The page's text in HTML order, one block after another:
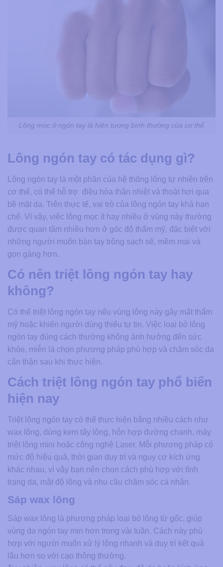
Lông mọc ở ngón tay là hiện tượng bình thường của cơ thể
Lông ngón tay có tác dụng gì?
Lông ngón tay là một phần của hệ thống lông tự nhiên trên
cơ thể, có thể hỗ trợ điều hòa thân nhiệt và thoát hơi qua
bề mặt da. Trên thực tế, vai trò của lông ngón tay khá hạn
chế. Vì vậy, việc lông mọc ít hay nhiều ở vùng này thường
được quan tâm nhiều hơn ở góc độ thẩm mỹ, đặc biệt với
những người muốn bàn tay trông sạch sẽ, mềm mại và
gọn gàng hơn.
Có nên triệt lông ngón tay hay
không?
Có thể triệt lông ngón tay nếu vùng lông này gây mất thẩm
mỹ hoặc khiến người dùng thiếu tự tin. Việc loại bỏ lông
ngón tay đúng cách thường không ảnh hưởng đến sức
khỏe, miễn là chọn phương pháp phù hợp và chăm sóc da
cẩn thận sau khi thực hiện.
Cách triệt lông ngón tay phổ biến
hiện nay
Triệt lông ngón tay có thể thực hiện bằng nhiều cách như
wax lông, dùng kem tẩy lông, hỗn hợp đường chanh, máy
triệt lông mini hoặc công nghệ Laser. Mỗi phương pháp có
mức độ hiệu quả, thời gian duy trì và nguy cơ kích ứng
khác nhau, vì vậy bạn nên chọn cách phù hợp với tình
trạng da, mật độ lông và nhu cầu chăm sóc cá nhân.
Sáp wax lông
Sáp wax lông là phương pháp loại bỏ lông từ gốc, giúp
vùng da ngón tay mịn hơn trong vài tuần. Cách này phù
hợp với người muốn xử lý lông nhanh và duy trì kết quả
lâu hơn so với cạo thông thường.